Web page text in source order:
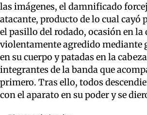
las imágenes, el damnificado
atacante, producto de lo cual cayó
el pasillo del rodado, ocasión en la
violentamente agredido mediante
en su cuerpo y patadas en la
integrantes de la banda que
primero. Tras ello, todos
con el aparato en su poder y se